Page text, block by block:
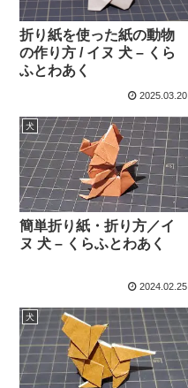
折り紙を使った紙の動物
の作り方 / イヌ 犬 – くら
ふとわあく
2025.03.20
犬
簡単折り紙・折り方／イ
ヌ 犬 – くらふとわあく
2024.02.25
犬